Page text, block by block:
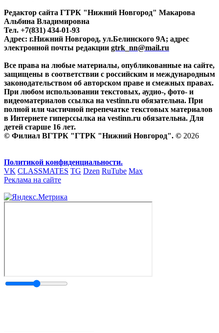
Редактор сайта ГТРК "Нижний Новгород" Макарова
Альбина Владимировна
Тел. +7(831) 434-01-93
Адрес: г.Нижний Новгород, ул.Белинского 9А; адрес
электронной почты редакции gtrk_nn@mail.ru
Все права на любые материалы, опубликованные на сайте,
защищены в соответствии с российским и международным
законодательством об авторском праве и смежных правах.
При любом использовании текстовых, аудио-, фото- и
видеоматериалов ссылка на vestinn.ru обязательна. При
полной или частичной перепечатке текстовых материалов
в Интернете гиперссылка на vestinn.ru обязательна. Для
детей старше 16 лет.
© Филиал ВГТРК "ГТРК "Нижний Новгород". © 2026
Политикой конфиденциальности.
VK CLASSMATES TG Dzen RuTube Max
Реклама на сайте